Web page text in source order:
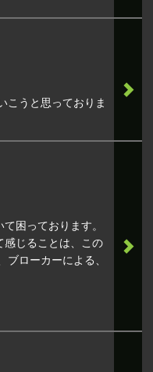
こうと思っておりま
困っております。
感じることは、この
ローカーによる、